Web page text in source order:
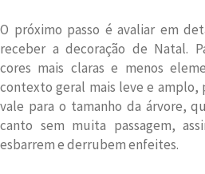
O próximo passo é avaliar em
receber a decoração de Natal.
cores mais claras e menos
contexto geral mais leve e amplo,
vale para o tamanho da árvore,
canto sem muita passagem,
esbarrem e derrubem enfeites.